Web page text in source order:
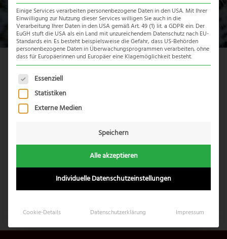
Spier Weingut
Das bekannteSpier Weingut
Parkanlage ist ebenfalls einen Ausflug wert. Neben
vom Aussterben bedrohte Falken und Eulen
beobachten. Das angeschlossene
Rehabilitationspgrogramm bietet täglich geführte Touren
an.
vorheriger
Nächster
Einige Services verarbeiten personenbezogene Daten in den USA. Mit Ihrer
Einwilligung zur Nutzung dieser Services willigen Sie auch in die
Verarbeitung Ihrer Daten in den USA gemäß Art. 49 (1) lit. a GDPR ein. Der
EuGH stuft die USA als ein Land mit unzureichendem Datenschutz nach EU-
Standards ein. Es besteht beispielsweise die Gefahr, dass US-Behörden
personenbezogene Daten in Überwachungsprogrammen verarbeiten, ohne
dass für Europäerinnen und Europäer eine Klagemöglichkeit besteht.
Es folgt eine Liste der Service-Gruppen, für die eine
Essenziell
Statistiken
Externe Medien
Speichern
Alle akzeptieren
Individuelle Datenschutzeinstellungen
Cookie-Details Datenschutzerklärung Impressum